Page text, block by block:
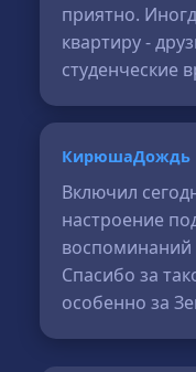
приятно.
квартиру -
студенческие
КирюшаДождь
Включил
настроение
воспоминаний
Спасибо за
особенно за